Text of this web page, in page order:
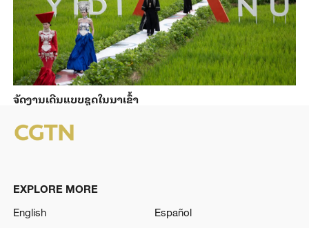
ຈັດງານເດີນແບບຊຸດໃນນາເຂົ້າ
EXPLORE MORE
English
Español